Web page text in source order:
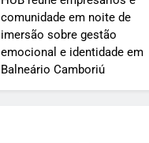
comunidade em noite de
imersão sobre gestão
emocional e identidade em
Balneário Camboriú